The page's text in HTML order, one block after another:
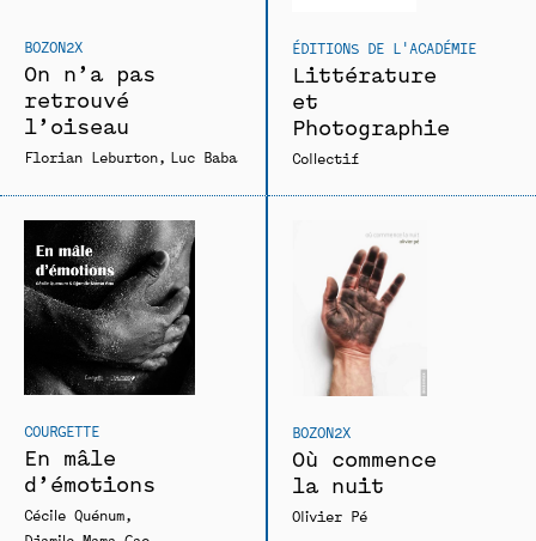
BOZON2X
On n’a pas
retrouvé
l’oiseau
Florian Leburton Luc Baba
ÉDITIONS DE L'ACADÉMIE
Littérature
et
Photographie
Collectif
COURGETTE
En mâle
d’émotions
Cécile Quénum
BOZON2X
Où commence
la nuit
Olivier Pé